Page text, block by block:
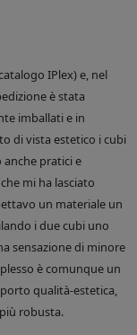
IPlex) e, nel
è stata
imballati e in
di vista estetico i cubi
pratici e
mi ha lasciato
un materiale un
i due cubi uno
sensazione di minore
è comunque un
qualità-estetica,
robusta.